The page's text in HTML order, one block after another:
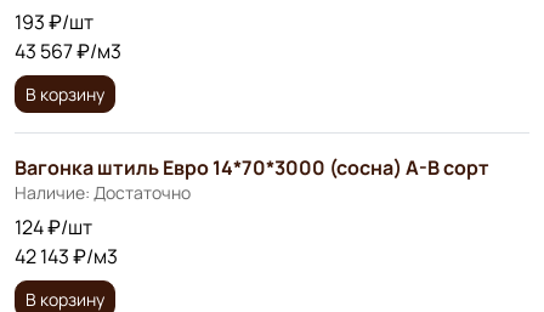
193 ₽/шт
43 567 ₽/м3
В корзину
Вагонка штиль Евро 14*70*3000 (сосна) А-В сорт
Наличие: Достаточно
124 ₽/шт
42 143 ₽/м3
В корзину